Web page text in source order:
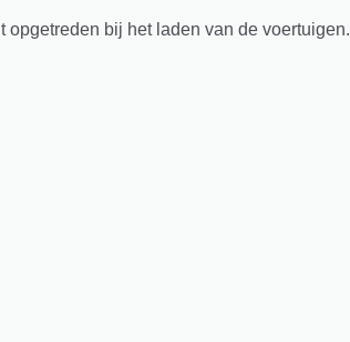
opgetreden bij het laden van de voertuigen.